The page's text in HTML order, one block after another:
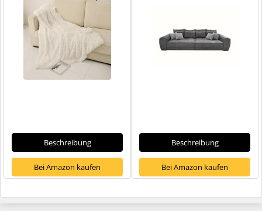
Beschreibung
Bei Amazon kaufen
Beschreibung
Bei Amazon kaufen